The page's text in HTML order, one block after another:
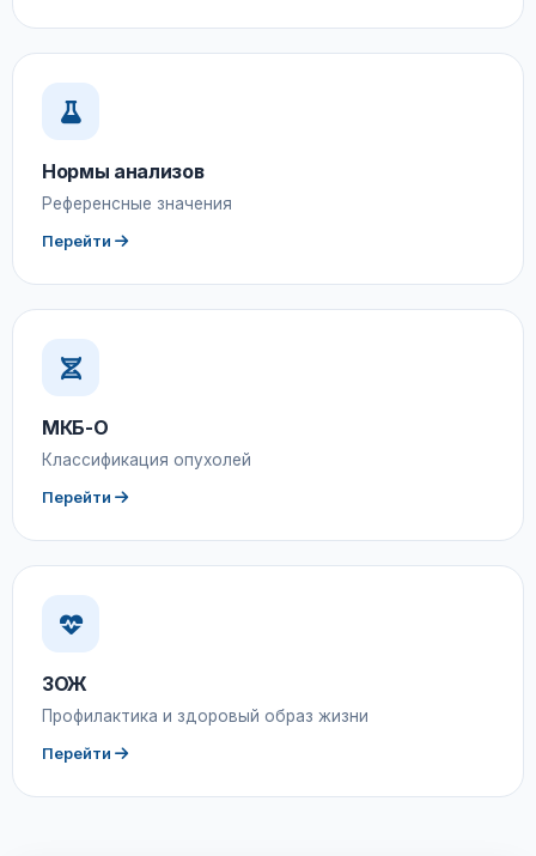
Нормы анализов
Референсные значения
Перейти
МКБ-О
Классификация опухолей
Перейти
ЗОЖ
Профилактика и здоровый образ жизни
Перейти